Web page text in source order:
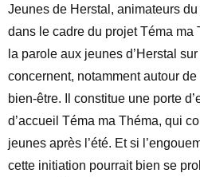
Jeunes de Herstal, animateurs
dans le cadre du projet Téma ma
la parole aux jeunes d’Herstal
concernent, notamment autour
bien-être. Il constitue une porte
d’accueil Téma ma Théma, qui
jeunes après l’été. Et si
cette initiation pourrait bien se